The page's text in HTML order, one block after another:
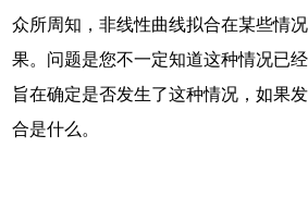
众所周知，非线性曲线拟合在某些情
果。问题是您不一定知道这种情况已
旨在确定是否发生了这种情况，如果
合是什么。